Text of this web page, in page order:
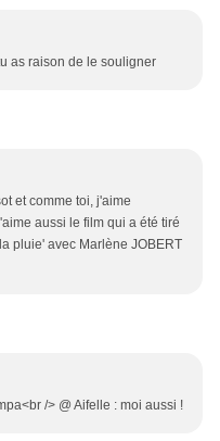
as raison de le souligner
et comme toi, j'aime
aussi le film qui a été tiré
pluie' avec Marlène JOBERT
/> @ Aifelle : moi aussi !